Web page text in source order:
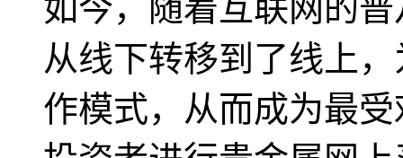
如今，随着互联网的
从线下转移到了线上
作模式，从而成为最